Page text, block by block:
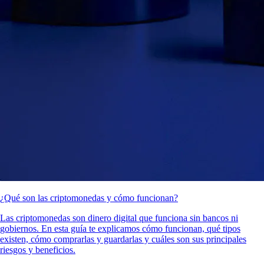
¿Qué son las criptomonedas y cómo funcionan?
Las criptomonedas son dinero digital que funciona sin bancos ni
gobiernos. En esta guía te explicamos cómo funcionan, qué tipos
existen, cómo comprarlas y guardarlas y cuáles son sus principales
riesgos y beneficios.